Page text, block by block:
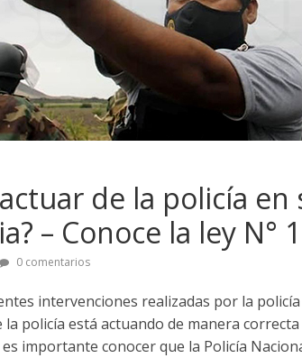
de la policía
– Conoce la ley N°
0 comentarios
intervenciones realizadas por la policía
la policía está actuando de manera
importante conocer que la Policía